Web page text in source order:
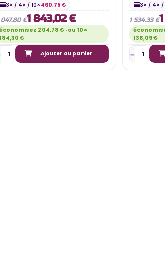
3× / 4× / 10×460,75 €
€1 843,02 €
204,78 € · ou 10×
184,30 €
Ajouter au panier
3× / 4× /
1 534,33 €
138,09 €